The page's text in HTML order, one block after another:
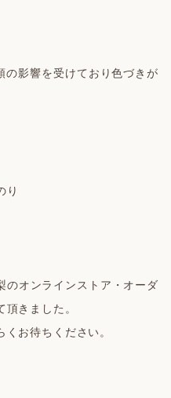
影響を受けており色づきが
り
のオンラインストア・オーダ
きました。
お待ちください。